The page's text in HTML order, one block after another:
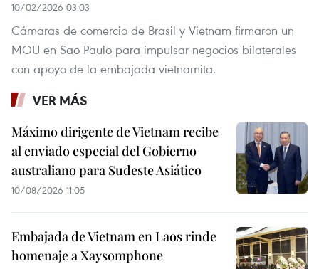
10/02/2026 03:03
Cámaras de comercio de Brasil y Vietnam firmaron un
MOU en Sao Paulo para impulsar negocios bilaterales
con apoyo de la embajada vietnamita.
VER MÁS
Máximo dirigente de Vietnam recibe
al enviado especial del Gobierno
australiano para Sudeste Asiático
10/08/2026 11:05
Embajada de Vietnam en Laos rinde
homenaje a Xaysomphone